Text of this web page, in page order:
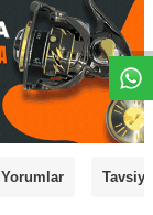
Yorumlar